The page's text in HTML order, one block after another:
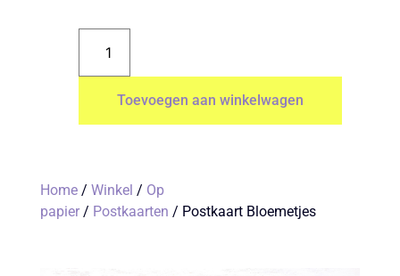
Home/ Winkel / Op
papier/ Postkaarten / Postkaart Bloemetjes
Toevoegen aan winkelwagen